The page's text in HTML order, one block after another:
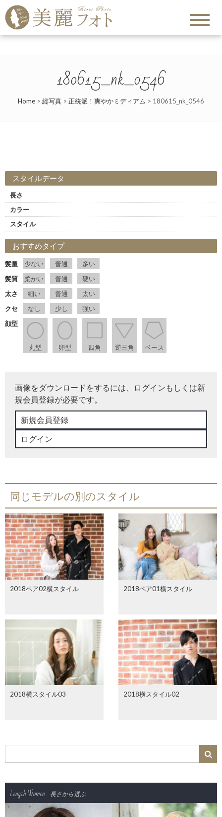
180615_nk_0546
Home > 縦写真 > 正統派！爽やかミディアム > 180615_nk_0546
スタイルデータ
長さ
カラー
スタイル
おすすめタイプ
髪量 少ない 普通
多い
髪質
柔かい 普通
硬い
太さ
細い 普通
太い
クセ
なし 少し
強い
顔型
丸型 卵型 四角 逆三角 ベース
画像をダウンロードをするには、ログインもしくは新
規会員登録が必要です。
新規会員登録
ログイン
同じモデルの別のスタイル
2018ペア02横スタイル 2018ペア01横スタイル
2018横スタイル03 2018横スタイル02
Length Women 長さから選ぶ